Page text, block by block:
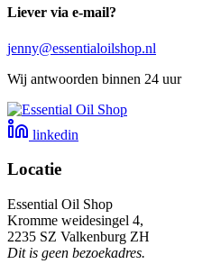
Liever via e-mail?
jenny@essentialoilshop.nl
Wij antwoorden binnen 24 uur
linkedin
Locatie
Essential Oil Shop
Kromme weidesingel 4,
2235 SZ Valkenburg ZH
Dit is geen bezoekadres.